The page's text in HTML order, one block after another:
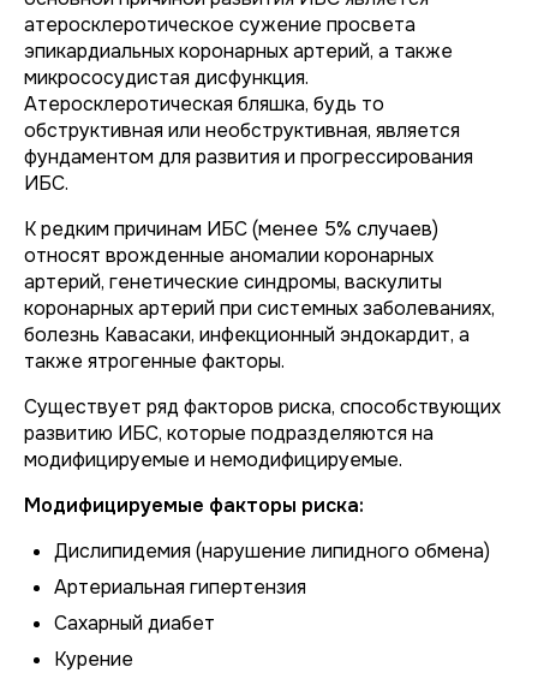
атеросклеротическое сужение просвета
эпикардиальных коронарных артерий, а также
микрососудистая дисфункция.
Атеросклеротическая бляшка, будь то
обструктивная или необструктивная, является
фундаментом для развития и прогрессирования
ИБС.
К редким причинам ИБС (менее 5% случаев)
относят врожденные аномалии коронарных
артерий, генетические синдромы, васкулиты
коронарных артерий при системных заболеваниях,
болезнь Кавасаки, инфекционный эндокардит, а
также ятрогенные факторы.
Существует ряд факторов риска, способствующих
развитию ИБС, которые подразделяются на
модифицируемые и немодифицируемые.
Модифицируемые факторы риска:
Дислипидемия (нарушение липидного обмена)
Артериальная гипертензия
Сахарный диабет
Курение